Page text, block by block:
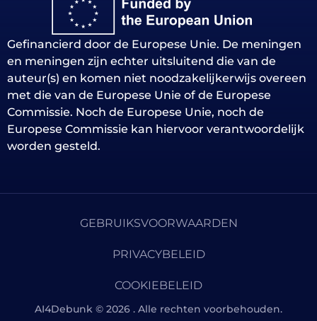
Gefinancierd door de Europese Unie. De meningen
en meningen zijn echter uitsluitend die van de
auteur(s) en komen niet noodzakelijkerwijs overeen
met die van de Europese Unie of de Europese
Commissie. Noch de Europese Unie, noch de
Europese Commissie kan hiervoor verantwoordelijk
worden gesteld.
GEBRUIKSVOORWAARDEN
PRIVACYBELEID
COOKIEBELEID
AI4Debunk © 2026 . Alle rechten voorbehouden.